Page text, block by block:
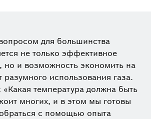
для большинства
не только эффективное
но и возможность экономить на
разумного использования газа.
«Какая температура должна быть
многих, и в этом мы готовы
с помощью опыта